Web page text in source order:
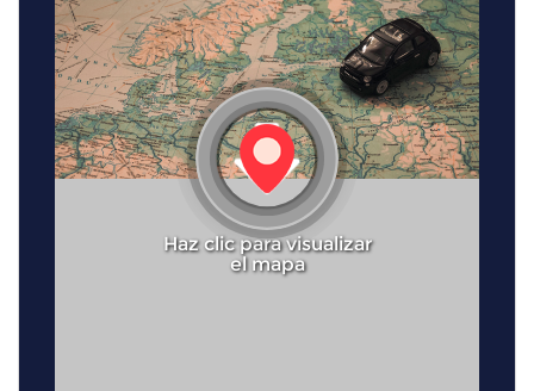
Haz clic para visualizar
el mapa